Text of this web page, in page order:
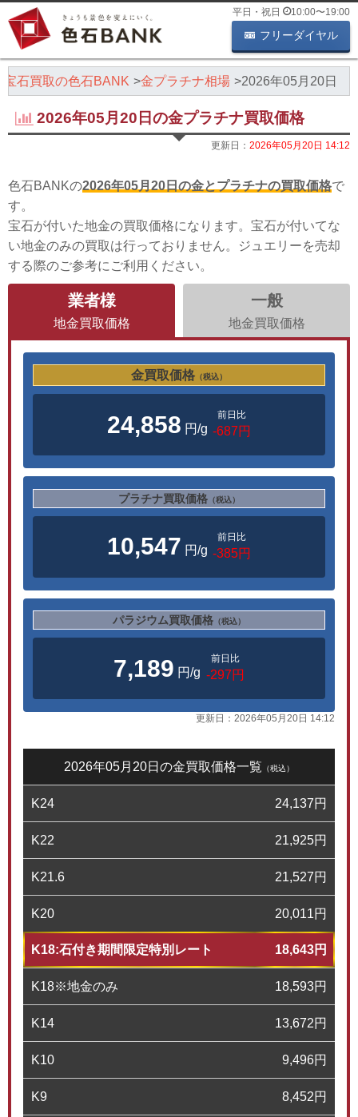
平日・祝日 10:00〜19:00
フリーダイヤル
宝石買取の色石BANK 金プラチナ相場 2026年05月20日
2026年05月20日の金プラチナ買取価格
更新日： 2026年05月20日 14:12
色石BANKの2026年05月20日の金とプラチナの買取価格で
す。
宝石が付いた地金の買取価格になります。宝石が付いてな
い地金のみの買取は行っておりません。ジュエリーを売却
する際のご参考にご利用ください。
業者様
地金買取価格
一般
地金買取価格
金買取価格 （税込）
24,858 円/g
前日比
-687円
プラチナ買取価格 （税込）
10,547 円/g
前日比
-385円
パラジウム買取価格 （税込）
7,189 円/g
前日比
-297円
更新日： 2026年05月20日 14:12
2026年05月20日の金買取価格一覧 （税込）
K24 24,137円
K22 21,925円
K21.6 21,527円
K20 20,011円
K18:石付き期間限定特別レート 18,643円
K18※地金のみ 18,593円
K14 13,672円
K10 9,496円
K9 8,452円